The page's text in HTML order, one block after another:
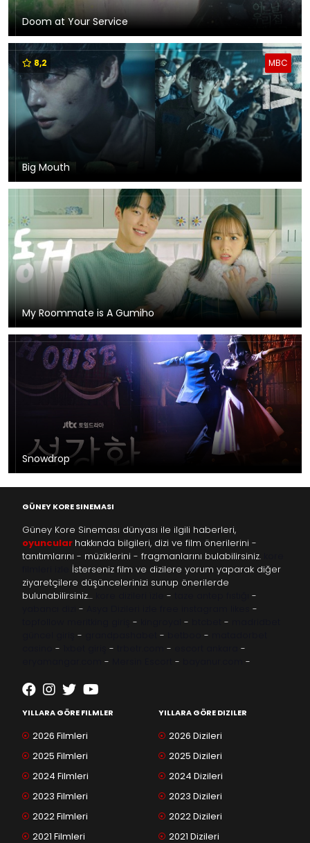
Doom at Your Service
MBC
8,2
Big Mouth
My Roommate is A Gumiho
Snowdrop
GÜNEY KORE SINEMASI
Güney Kore Sineması dünyası ile ilgili haberleri,
oyuncular hakkında bilgileri, dizi ve film önerilerini -
tanıtımlarını - müziklerini - fragmanlarını bulabilirsiniz.
İsterseniz film ve dizilere yorum yaparak diğer
ziyaretçilere düşüncelerinizi sunup önerilerde
bulunabilirsiniz…
-
-
-
-
- - -
- - -
- - -
-
- - -
YILLARA GÖRE FILMLER
2026 Filmleri
2025 Filmleri
2024 Filmleri
2023 Filmleri
2022 Filmleri
2021 Filmleri
YILLARA GÖRE DIZILER
2026 Dizileri
2025 Dizileri
2024 Dizileri
2023 Dizileri
2022 Dizileri
2021 Dizileri